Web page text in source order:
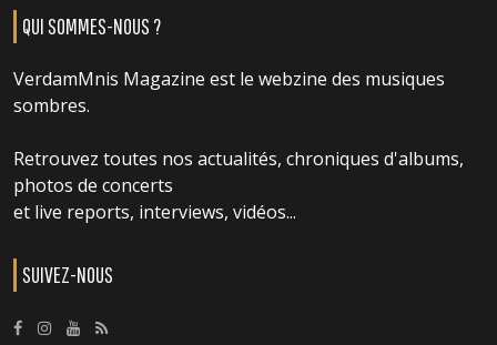
QUI SOMMES-NOUS ?
VerdamMnis Magazine est le webzine des musiques
sombres.
Retrouvez toutes nos actualités, chroniques d'albums,
photos de concerts
et live reports, interviews, vidéos...
SUIVEZ-NOUS